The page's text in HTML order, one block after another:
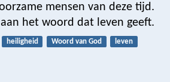
mensen van deze tijd.
het woord dat leven geeft.
heiligheid Woord van God
leven